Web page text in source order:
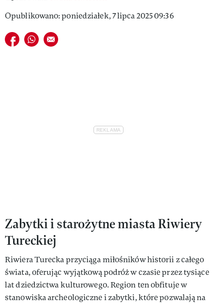
Opublikowano: poniedziałek, 7 lipca 2025 09:36
Udostępnij na facebook
Udostępnij na whatsapp
E-mail do przyjaciela
Zabytki i starożytne miasta Riwiery
Tureckiej
Riwiera Turecka przyciąga miłośników historii z całego
świata, oferując wyjątkową podróż w czasie przez tysiące
lat dziedzictwa kulturowego. Region ten obfituje w
stanowiska archeologiczne i zabytki, które pozwalają na